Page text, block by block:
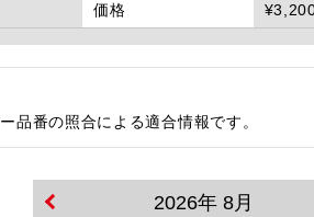
価格
番の照合による適合情報です。
2026年 8月